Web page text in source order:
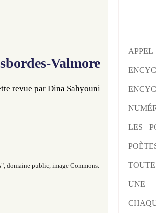
Valmore
revue par Dina Sahyouni
domaine public, image Commons.
LES
UNE